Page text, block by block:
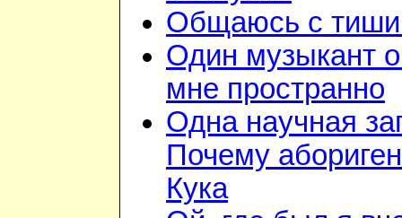
Общаюсь с
Один музыкант
мне пространно
Одна научная
Почему
Кука